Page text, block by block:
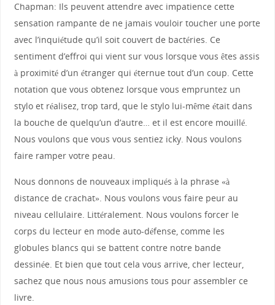
Chapman: Ils peuvent attendre avec impatience cette
sensation rampante de ne jamais vouloir toucher une porte
avec l’inquiétude qu’il soit couvert de bactéries. Ce
sentiment d’effroi qui vient sur vous lorsque vous êtes assis
à proximité d’un étranger qui éternue tout d’un coup. Cette
notation que vous obtenez lorsque vous empruntez un
stylo et réalisez, trop tard, que le stylo lui-même était dans
la bouche de quelqu’un d’autre… et il est encore mouillé.
Nous voulons que vous vous sentiez icky. Nous voulons
faire ramper votre peau.
Nous donnons de nouveaux impliqués à la phrase «à
distance de crachat». Nous voulons vous faire peur au
niveau cellulaire. Littéralement. Nous voulons forcer le
corps du lecteur en mode auto-défense, comme les
globules blancs qui se battent contre notre bande
dessinée. Et bien que tout cela vous arrive, cher lecteur,
sachez que nous nous amusions tous pour assembler ce
livre.